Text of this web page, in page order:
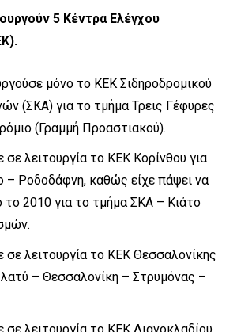
5 Κέντρα Ελέγχου
.
μόνο το ΚΕΚ Σιδηροδρομικού
(ΣΚΑ) για το τμήμα Τρεις Γέφυρες
(Γραμμή Προαστιακού).
σε λειτουργία το ΚΕΚ Κορίνθου για
– Ροδοδάφνη, καθώς είχε πάψει να
το 2010 για το τμήμα ΣΚΑ – Κιάτο
σε λειτουργία το ΚΕΚ Θεσσαλονίκης
– Θεσσαλονίκη – Στρυμόνας –
σε λειτουργία το ΚΕΚ Λιανοκλαδίου